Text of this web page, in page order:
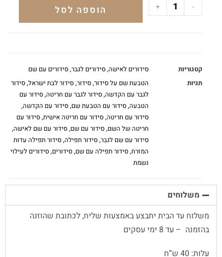
-
+ הוספה לסל
קטגוריות סידורים לאישה,סידורים לגבר,סידורים עם שם
תגיות
הטבעת שם על סידור,סידור,סידור לבת ישראל,סידור
לגבר עם הקדשה,סידור לגבר עם חריטה,סידור עם
הטבעה,סידור עם הטבעת שם,סידור עם הקדשה,
סידור עם חריטה,סידור עם חריטה אישית,סידור עם
חריטה של השם,סידור עם שם,סידור עם שם לאישה,
סידור עם שם לגבר,סידור תפילה,סידור תפילה עדות
המזרח,סידור תפילה עם שם,סידורים,סידורים לעילוי
נשמת
משלוחים
משלוח עד הבית יתבצע באמצעות שליח, לכתובת שהוזנה
בהזמנה – עד 8 ימי עסקים
עלות: 40 ש”ח